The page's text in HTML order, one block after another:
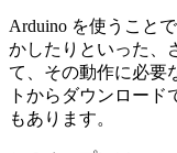
Arduino を使うこと
かしたりといった、
て、その動作に必要
トからダウンロー
もあります。